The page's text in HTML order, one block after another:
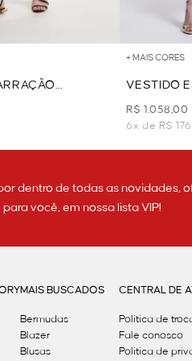
+ MAIS CORES
VESTIDO
BORDADO
R$ 1.058,00
6x de R$
dentro de todas as novidades,
você, em nossa lista VIP!
MAIS BUSCADOS
Bermudas
Blazer
Blusas
CENTRAL DE
Política de
Fale conosco
Politica de